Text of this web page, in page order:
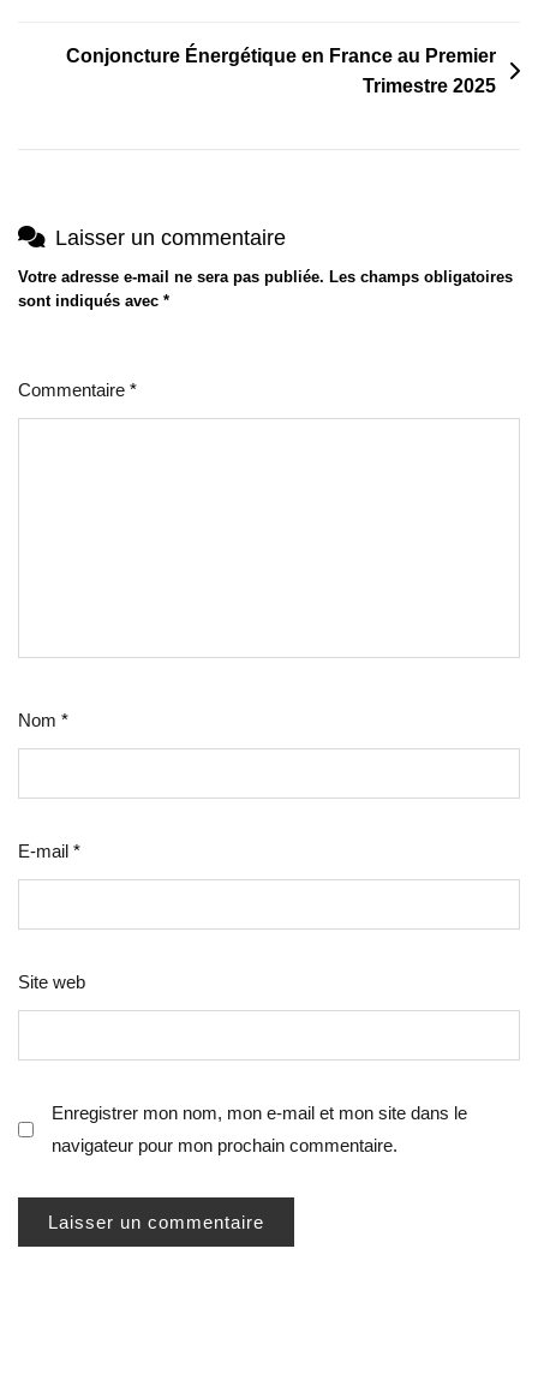
Conjoncture Énergétique en France au Premier
Trimestre 2025
Laisser un commentaire
Votre adresse e-mail ne sera pas publiée. Les champs obligatoires
sont indiqués avec *
Commentaire *
Nom *
E-mail *
Site web
Enregistrer mon nom, mon e-mail et mon site dans le
navigateur pour mon prochain commentaire.